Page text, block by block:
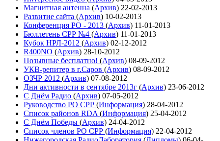
Магнитная антенна (Архив) 22-02-2013
Развитие сайта (Архив) 10-02-2013
Конференция РО - 2013 (Архив) 11-01-2013
Бюллетень СРР №4 (Архив) 11-01-2013
Кубок НРЛ-2012 (Архив) 02-12-2012
R400NO (Архив) 28-10-2012
Позывные бесплатно! (Архив) 08-09-2012
УКВ-репитер в г.Саров (Архив) 08-09-2012
ОЗЧР 2012 (Архив) 07-08-2012
Дни активности в сентябре 2013г (Архив) 23-06-2012
С Днём Радио (Архив) 07-05-2012
Руководство РО СРР (Информация) 28-04-2012
Список районов RDA (Информация) 25-04-2012
С Днём Победы (Архив) 24-04-2012
Список членов РО СРР (Информация) 22-04-2012